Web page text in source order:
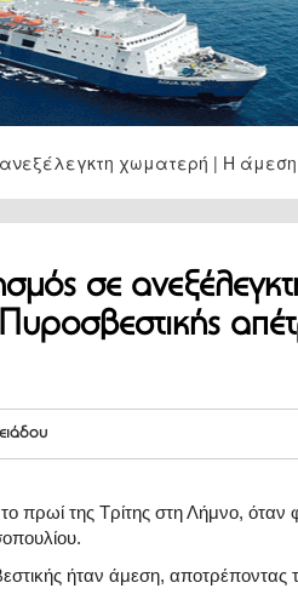
σε
πρωί της Τρίτης στη Λήμνο,
ήταν άμεση, αποτρέποντας